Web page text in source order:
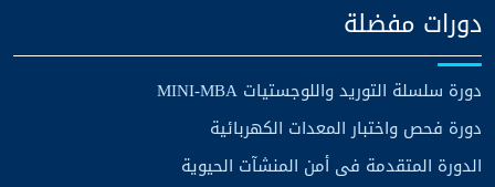
دورات مفضلة
دورة سلسلة التوريد واللوجستيات MINI-MBA
دورة فحص واختبار المعدات الكهربائية
الدورة المتقدمة فى أمن المنشآت الحيوية